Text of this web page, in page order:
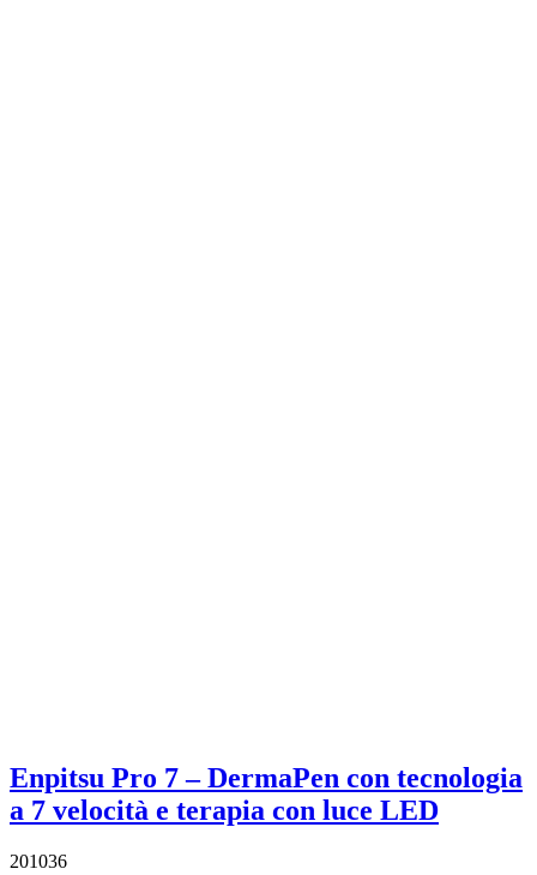
Enpitsu Pro 7 – DermaPen con tecnologia
a 7 velocità e terapia con luce LED
201036